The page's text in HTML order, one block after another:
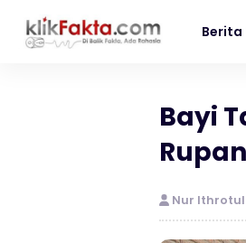
Berita
Bayi
Nur Ithrotul